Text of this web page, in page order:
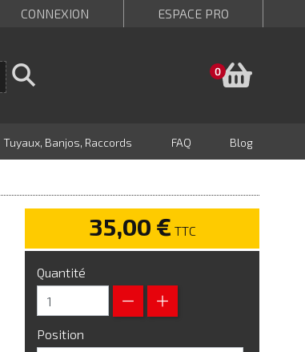
CONNEXION ESPACE PRO
0
Tuyaux, Banjos, Raccords FAQ Blog
35,00 € TTC
Quantité
Position